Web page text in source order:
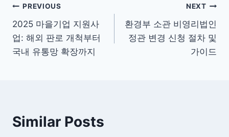
글
탐
색
PREVIOUS
2025 마을기업 지원사
업: 해외 판로 개척부터
국내 유통망 확장까지
NEXT
환경부 소관 비영리법인
정관 변경 신청 절차 및
가이드
Similar Posts